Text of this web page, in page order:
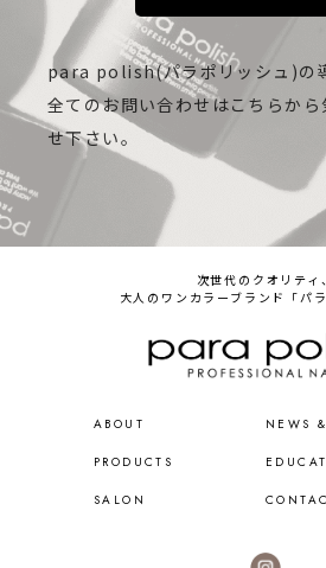
para polish(パラポリッシュ)の
全てのお問い合わせはこちらか
せ下さい。
次世代のクオリティ、
大人のワンカラーブランド「パ
ABOUT NEWS
PRODUCTS
SALON